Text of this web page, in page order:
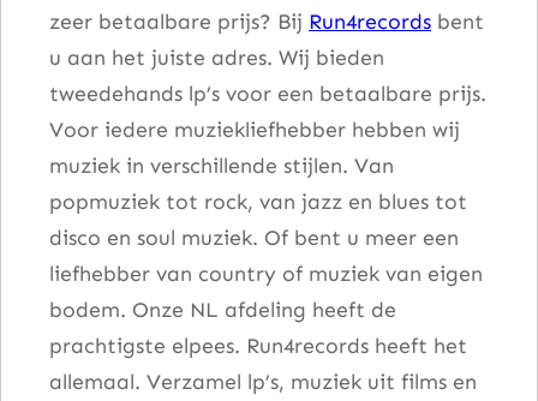
zeer betaalbare prijs? Bij Run4records bent
u aan het juiste adres. Wij bieden
tweedehands lp’s voor een betaalbare prijs.
Voor iedere muziekliefhebber hebben wij
muziek in verschillende stijlen. Van
popmuziek tot rock, van jazz en blues tot
disco en soul muziek. Of bent u meer een
liefhebber van country of muziek van eigen
bodem. Onze NL afdeling heeft de
prachtigste elpees. Run4records heeft het
allemaal. Verzamel lp’s, muziek uit films en